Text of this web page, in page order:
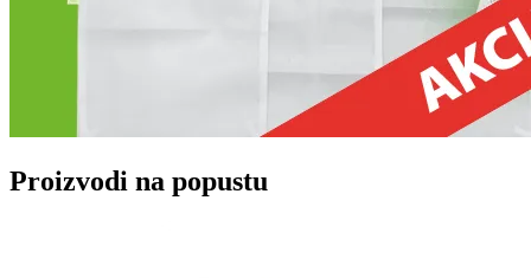
Proizvodi na popustu